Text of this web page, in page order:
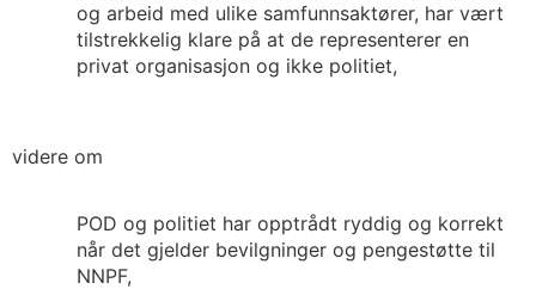
og arbeid med ulike samfunnsaktører, har vært
tilstrekkelig klare på at de representerer en
privat organisasjon og ikke politiet,
videre om
POD og politiet har opptrådt ryddig og korrekt
når det gjelder bevilgninger og pengestøtte til
NNPF,